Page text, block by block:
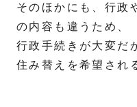
そのほかにも、行政
の内容も違うため、
行政手続きが大変だ
住み替えを希望され